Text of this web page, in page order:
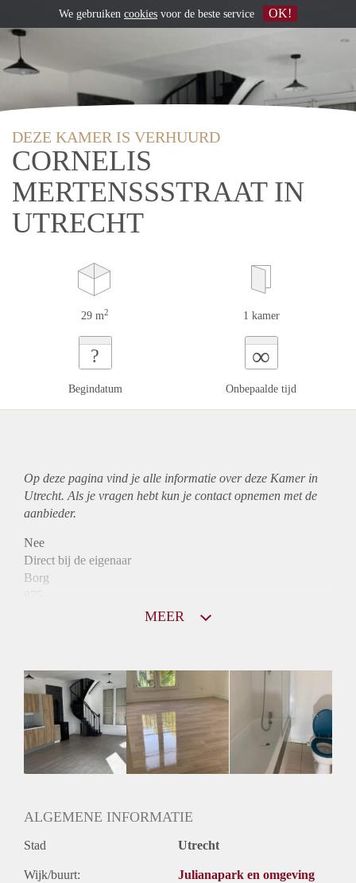
DEZE KAMER IS VERHUURD
CORNELIS
MERTENSSSTRAAT IN
UTRECHT
29 m2 1 kamer
?
Begindatum
∞
Onbepaalde tijd
Op deze pagina vind je alle informatie over deze Kamer in
Utrecht. Als je vragen hebt kun je contact opnemen met de
aanbieder.
Nee
Direct bij de eigenaar
Borg
Inkomen eis
N.V.T.
Huurtermijn
Onbepaalde termijn
Oplevering
Kaal
MEER
ALGEMENE INFORMATIE
Stad Utrecht
Wijk/buurt: Julianapark en omgeving
We gebruiken cookies voor de beste service OK!